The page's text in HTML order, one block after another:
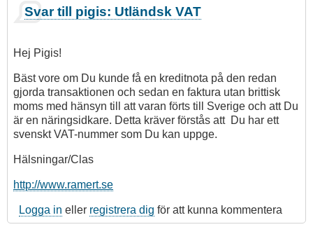
Som
svar
Det
var
ett
stetoskop
jag
av
pigis
Svar till pigis: Utländsk VAT
Hej Pigis!
Bäst vore om Du kunde få en kreditnota på den redan
gjorda transaktionen och sedan en faktura utan brittisk
moms med hänsyn till att varan förts till Sverige och att Du
är en näringsidkare. Detta kräver förstås att Du har ett
svenskt VAT-nummer som Du kan uppge.
Hälsningar/Clas
http://www.ramert.se
Logga in eller registrera dig för att kunna kommentera